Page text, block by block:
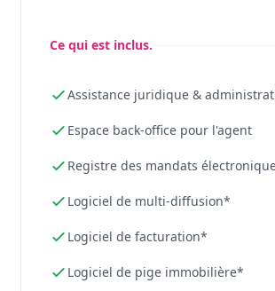
Ce qui est inclus.
Assistance juridique &
Espace back-office pour l'agent
Registre des mandats
Logiciel de multi-diffusion*
Logiciel de facturation*
Logiciel de pige immobilière*